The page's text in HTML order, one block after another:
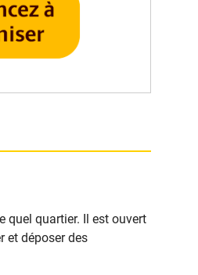
quel quartier. Il est ouvert
et déposer des